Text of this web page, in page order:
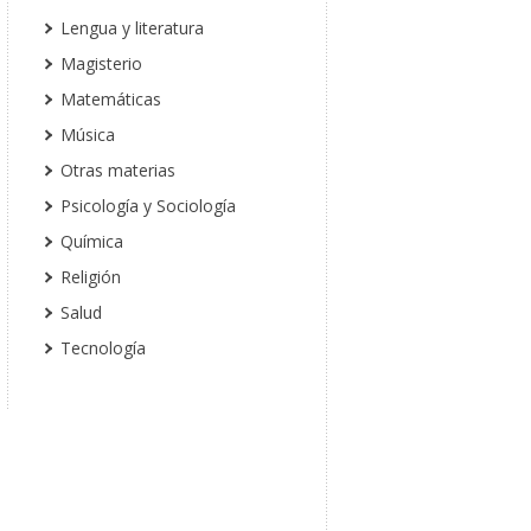
Lengua y literatura
Magisterio
Matemáticas
Música
Otras materias
Psicología y Sociología
Química
Religión
Salud
Tecnología